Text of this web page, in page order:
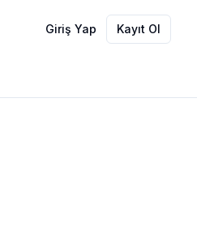
Giriş Yap Kayıt Ol